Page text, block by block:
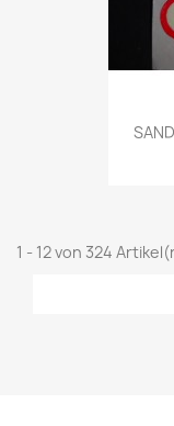
1 - 12 von 324